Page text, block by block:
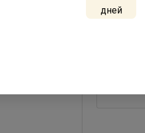
из
дней